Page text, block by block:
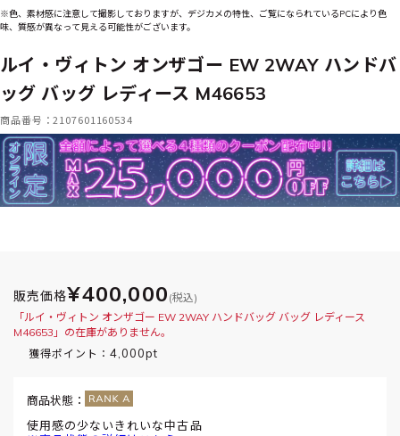
※色、素材感に注意して撮影しておりますが、デジカメの特性、ご覧になられているPCにより色
味、質感が異なって見える可能性がございます。
ルイ・ヴィトン オンザゴー EW 2WAY ハンドバ
ッグ バッグ レディース M46653
商品番号：2107601160534
販売価格¥400,000 (税込)
「ルイ・ヴィトン オンザゴー EW 2WAY ハンドバッグ バッグ レディース
M46653」の在庫がありません。
獲得ポイント： 4,000pt
商品状態：
使用感の少ないきれいな中古品